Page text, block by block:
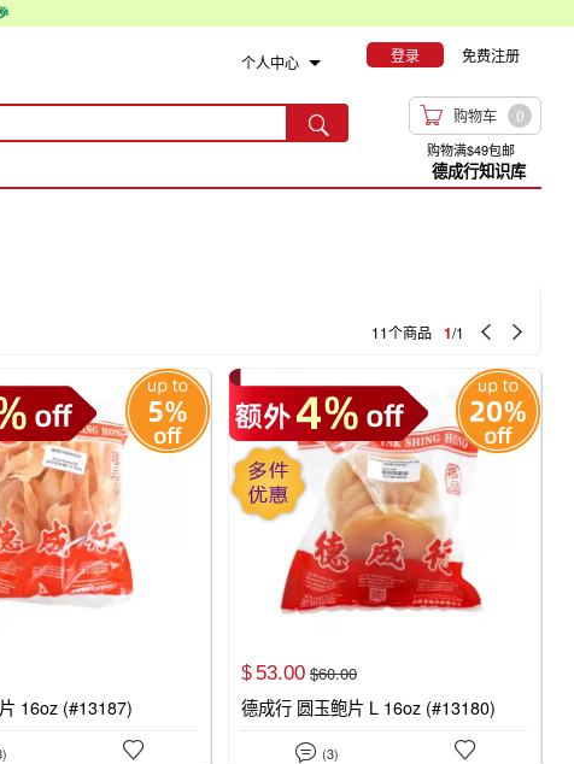
个人中心 登录 免费注册
  购物车 0
购物满$49包邮
德成行知识库
11个商品 1/1  
16oz (#13187)

$ 53.00 $60.00
德成行 圆玉鲍片 L 16oz (#13180)
 (3) 